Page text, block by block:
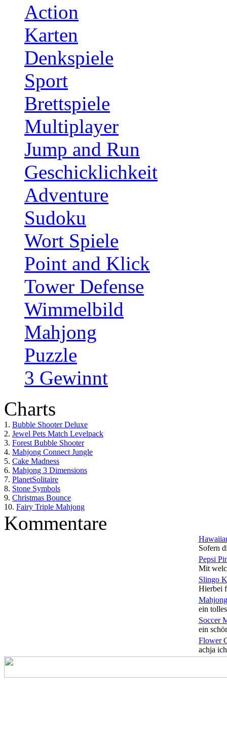
Action
Karten
Denkspiele
Sport
Brettspiele
Multiplayer
Jump and Run
Geschicklichkeit
Adventure
Sudoku
Wort Spiele
Point and Klick
Tower Defense
Wimmelbild
Mahjong
Puzzle
3 Gewinnt
Charts
1. Bubble Shooter Deluxe
2. Jewel Pets Match Levelpack
3. Forest Bubble Shooter
4. Mahjong Connect Jungle
5. Cake Madness
6. Mahjong 3 Dimensions
7. PlanetSolitaire
8. Stone Symbols
9. Christmas Bounce
10. Fairy Triple Mahjong
Kommentare
Sofern
Pepsi
Mit
Slingo
Hierbei
ein
Soccer
ein
Flower
achja